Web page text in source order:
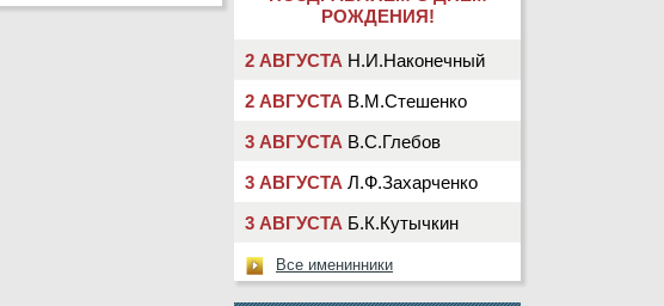
РОЖДЕНИЯ!
3 АВГУСТА Ю.Г.Сарбин
Все именинники